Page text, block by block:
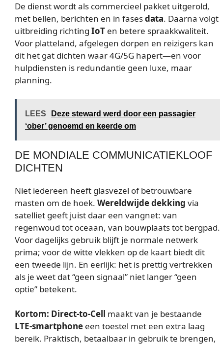
De dienst wordt als commercieel pakket uitgerold,
met bellen, berichten en in fasesdata. Daarna volgt
uitbreiding richting IoT en betere spraakkwaliteit.
Voor platteland, afgelegen dorpen en reizigers kan
dit het gat dichten waar 4G/5G hapert—en voor
hulpdiensten is redundantie geen luxe, maar
planning.
LEES
Deze steward werd door een passagier
‘ober’ genoemd en keerde om
DE MONDIALE COMMUNICATIEKLOOF
DICHTEN
Niet iedereen heeft glasvezel of betrouwbare
masten om de hoek. Wereldwijde dekking via
satelliet geeft juist daar een vangnet: van
regenwoud tot oceaan, van bouwplaats tot bergpad.
Voor dagelijks gebruik blijft je normale netwerk
prima; voor de witte vlekken op de kaart biedt dit
een tweede lijn. En eerlijk: het is prettig vertrekken
als je weet dat “geen signaal” niet langer “geen
optie” betekent.
Kortom: Direct-to-Cell maakt van je bestaande
LTE-smartphone een toestel met een extra laag
bereik. Praktisch, betaalbaar in gebruik te brengen,